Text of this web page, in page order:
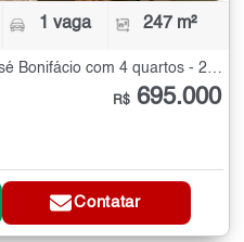
1 vaga 247 m²
Sobrado à Venda na Cohab José Bonifácio com 4 quartos - 247 m²
R$ 695.000
Contatar